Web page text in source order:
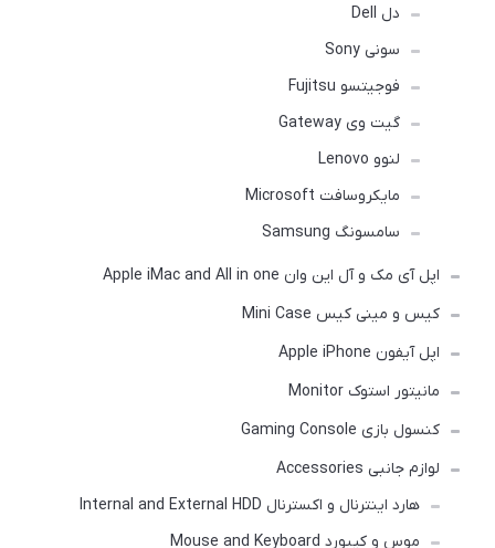
دل Dell
سونی Sony
فوجیتسو Fujitsu
گیت وی Gateway
لنوو Lenovo
مایکروسافت Microsoft
سامسونگ Samsung
اپل آی مک و آل این وان Apple iMac and All in one
کیس و مینی کیس Mini Case
اپل آیفون Apple iPhone
مانیتور استوک Monitor
کنسول بازی Gaming Console
لوازم جانبی Accessories
هارد اینترنال و اکسترنال Internal and External HDD
موس و کیبورد Mouse and Keyboard